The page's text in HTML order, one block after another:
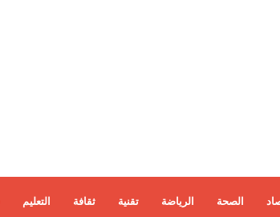
الصحة الرياضة تقنية ثقافة التعليم